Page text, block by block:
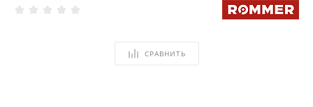
СРАВНИТЬ